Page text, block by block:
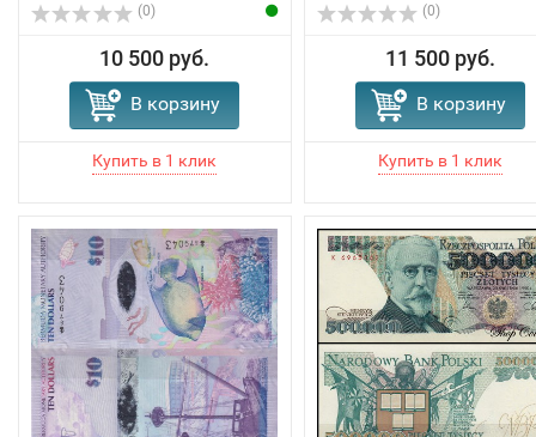
(0)
10 500 руб.
В корзину
(0)
11 500 руб.
В корзину